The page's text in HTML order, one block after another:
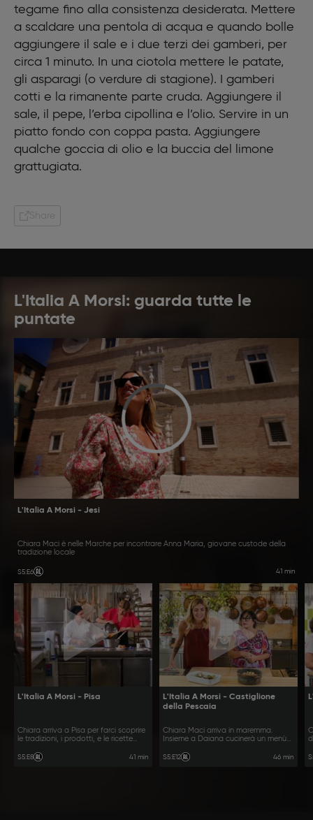
tegame fino alla consistenza desiderata. Mettere
a scaldare una pentola di acqua e quando bolle
aggiungere il sale e i due terzi dei gamberi, per
circa 1 minuto. In una ciotola mettere le patate,
gli asparagi (o verdure di stagione). I gamberi
cotti e la rimanente parte cruda. Aggiungere il
sale, il pepe, l’erba cipollina e l’olio. Servire in un
piatto fondo con coppa pasta. Aggiungere
qualche goccia di olio e la buccia del limone
grattugiata.
Share
L'Italia A Morsi: guarda tutte le
puntate
L'Italia A Morsi - Jesi
Chiara Maci è nelle Marche per incontrare Anna Maria, giovane custode della
tradizione locale
S5:E6 41 min
L'Italia A Morsi - Pisa
Chiara arriva a Pisa per farci scoprire
le tradizioni, i prodotti, e le ricette
S5:E8 41 min
L'Italia A Morsi - Castiglione
della Pescaia
Chiara Maci arriva in maremma.
Insieme a Daiana cucinerà un menù
S5:E12 46 min